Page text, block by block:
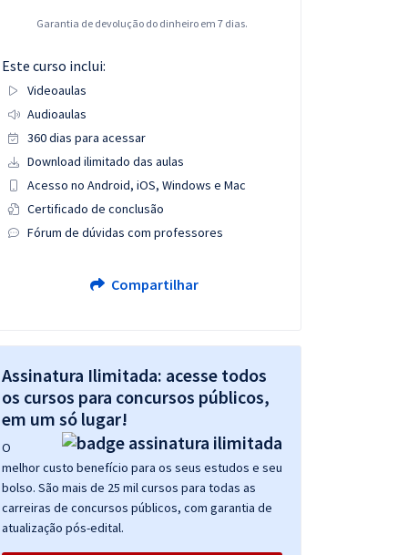
Garantia de devolução do dinheiro em 7 dias.
Este curso inclui:
Videoaulas
Audioaulas
360 dias para acessar
Download ilimitado das aulas
Acesso no Android, iOS, Windows e Mac
Certificado de conclusão
Fórum de dúvidas com professores
Compartilhar
Assinatura Ilimitada: acesse todos
os cursos para concursos públicos,
em um só lugar!
O
melhor custo benefício para os seus estudos e seu
bolso. São mais de 25 mil cursos para todas as
carreiras de concursos públicos, com garantia de
atualização pós-edital.